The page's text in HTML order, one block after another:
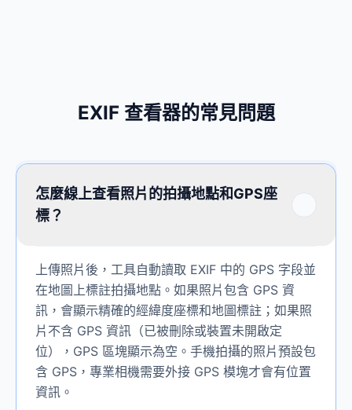
EXIF 查看器的常見問題
怎麼線上查看照片的拍攝地點和GPS座
標？
上傳照片後，工具自動讀取 EXIF 中的 GPS 字段並
在地圖上標註拍攝地點。如果照片包含 GPS 資
訊，會顯示精確的經緯度座標和地圖標註；如果照
片不含 GPS 資訊（已被刪除或裝置未開啟定
位），GPS 區塊顯示為空。手機拍攝的照片預設包
含 GPS，專業相機需要外接 GPS 模塊才會有位置
資訊。